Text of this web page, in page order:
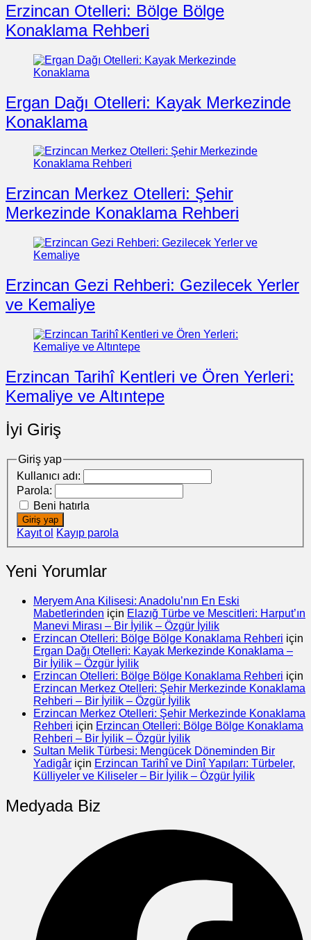
Erzincan Otelleri: Bölge Bölge
Konaklama Rehberi
Ergan Dağı Otelleri: Kayak Merkezinde
Konaklama
Erzincan Merkez Otelleri: Şehir
Merkezinde Konaklama Rehberi
Erzincan Gezi Rehberi: Gezilecek Yerler
ve Kemaliye
Erzincan Tarihî Kentleri ve Ören Yerleri:
Kemaliye ve Altıntepe
İyi Giriş
Giriş yap
Kullanıcı adı:
Parola:
Beni hatırla
Giriş yap
Kayıt ol Kayıp parola
Yeni Yorumlar
Meryem Ana Kilisesi: Anadolu’nın En Eski
Mabetlerinden için Elazığ Türbe ve Mescitleri: Harput’ın
Manevi Mirası – Bir İyilik – Özgür İyilik
Erzincan Otelleri: Bölge Bölge Konaklama Rehberi için
Ergan Dağı Otelleri: Kayak Merkezinde Konaklama –
Bir İyilik – Özgür İyilik
Erzincan Otelleri: Bölge Bölge Konaklama Rehberi için
Erzincan Merkez Otelleri: Şehir Merkezinde Konaklama
Rehberi – Bir İyilik – Özgür İyilik
Erzincan Merkez Otelleri: Şehir Merkezinde Konaklama
Rehberi için Erzincan Otelleri: Bölge Bölge Konaklama
Rehberi – Bir İyilik – Özgür İyilik
Sultan Melik Türbesi: Mengücek Döneminden Bir
Yadigâr için Erzincan Tarihî ve Dinî Yapıları: Türbeler,
Külliyeler ve Kiliseler – Bir İyilik – Özgür İyilik
Medyada Biz